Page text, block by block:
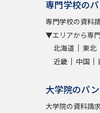
専門学校の
専門学校の資料
▼エリアから専
北海道
東北
近畿
中国
大学院のパ
大学院の資料請求